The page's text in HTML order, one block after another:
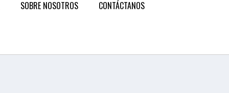
SOBRE NOSOTROS CONTÁCTANOS